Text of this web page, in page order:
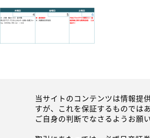
当サイトのコンテンツは情報提
すが、これを保証するものでは
ご自身の判断でなさるようお願